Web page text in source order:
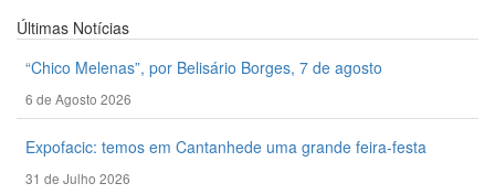
Últimas Notícias
“Chico Melenas”, por Belisário Borges, 7 de agosto
6 de Agosto 2026
Expofacic: temos em Cantanhede uma grande feira-festa
31 de Julho 2026